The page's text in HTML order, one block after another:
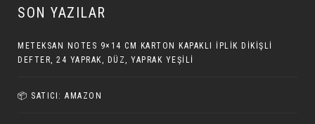
SON YAZILAR
METEKSAN NOTES 9×14 CM KARTON KAPAKLI İPLIK DIKIŞLI
DEFTER, 24 YAPRAK, DÜZ, YAPRAK YEŞILI
📦 SATICI: AMAZON